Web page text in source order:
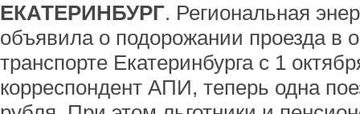
ЕКАТЕРИНБУРГ. Региональная
объявила о подорожании проезда в
транспорте Екатеринбурга с 1
корреспондент АПИ, теперь одна